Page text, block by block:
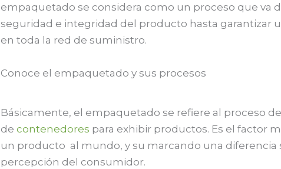
empaquetado se considera como un proceso que va
seguridad e integridad del producto hasta garantizar
en toda la red de suministro.
Conoce el empaquetado y sus procesos
Básicamente, el empaquetado se refiere al proceso
de contenedores para exhibir productos. Es el factor
un producto al mundo, y su marcando una diferencia
percepción del consumidor.